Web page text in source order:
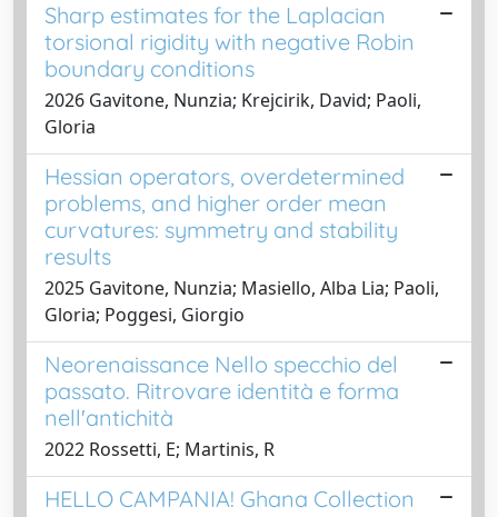
Sharp estimates for the Laplacian
torsional rigidity with negative Robin
boundary conditions
2026 Gavitone, Nunzia; Krejcirik, David; Paoli,
Gloria
Hessian operators, overdetermined
problems, and higher order mean
curvatures: symmetry and stability
results
2025 Gavitone, Nunzia; Masiello, Alba Lia; Paoli,
Gloria; Poggesi, Giorgio
Neorenaissance Nello specchio del
passato. Ritrovare identità e forma
nell'antichità
2022 Rossetti, E; Martinis, R
HELLO CAMPANIA! Ghana Collection